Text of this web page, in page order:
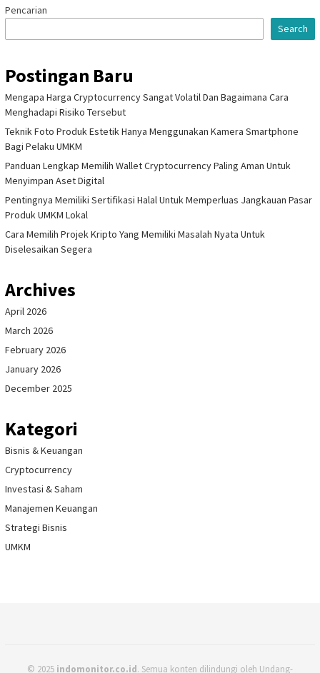
Pencarian
Search
Postingan Baru
Mengapa Harga Cryptocurrency Sangat Volatil Dan Bagaimana Cara
Menghadapi Risiko Tersebut
Teknik Foto Produk Estetik Hanya Menggunakan Kamera Smartphone
Bagi Pelaku UMKM
Panduan Lengkap Memilih Wallet Cryptocurrency Paling Aman Untuk
Menyimpan Aset Digital
Pentingnya Memiliki Sertifikasi Halal Untuk Memperluas Jangkauan Pasar
Produk UMKM Lokal
Cara Memilih Projek Kripto Yang Memiliki Masalah Nyata Untuk
Diselesaikan Segera
Archives
April 2026
March 2026
February 2026
January 2026
December 2025
Kategori
Bisnis & Keuangan
Cryptocurrency
Investasi & Saham
Manajemen Keuangan
Strategi Bisnis
UMKM
© 2025 indomonitor.co.id. Semua konten dilindungi oleh Undang-